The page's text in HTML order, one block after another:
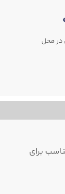
در محل
برای